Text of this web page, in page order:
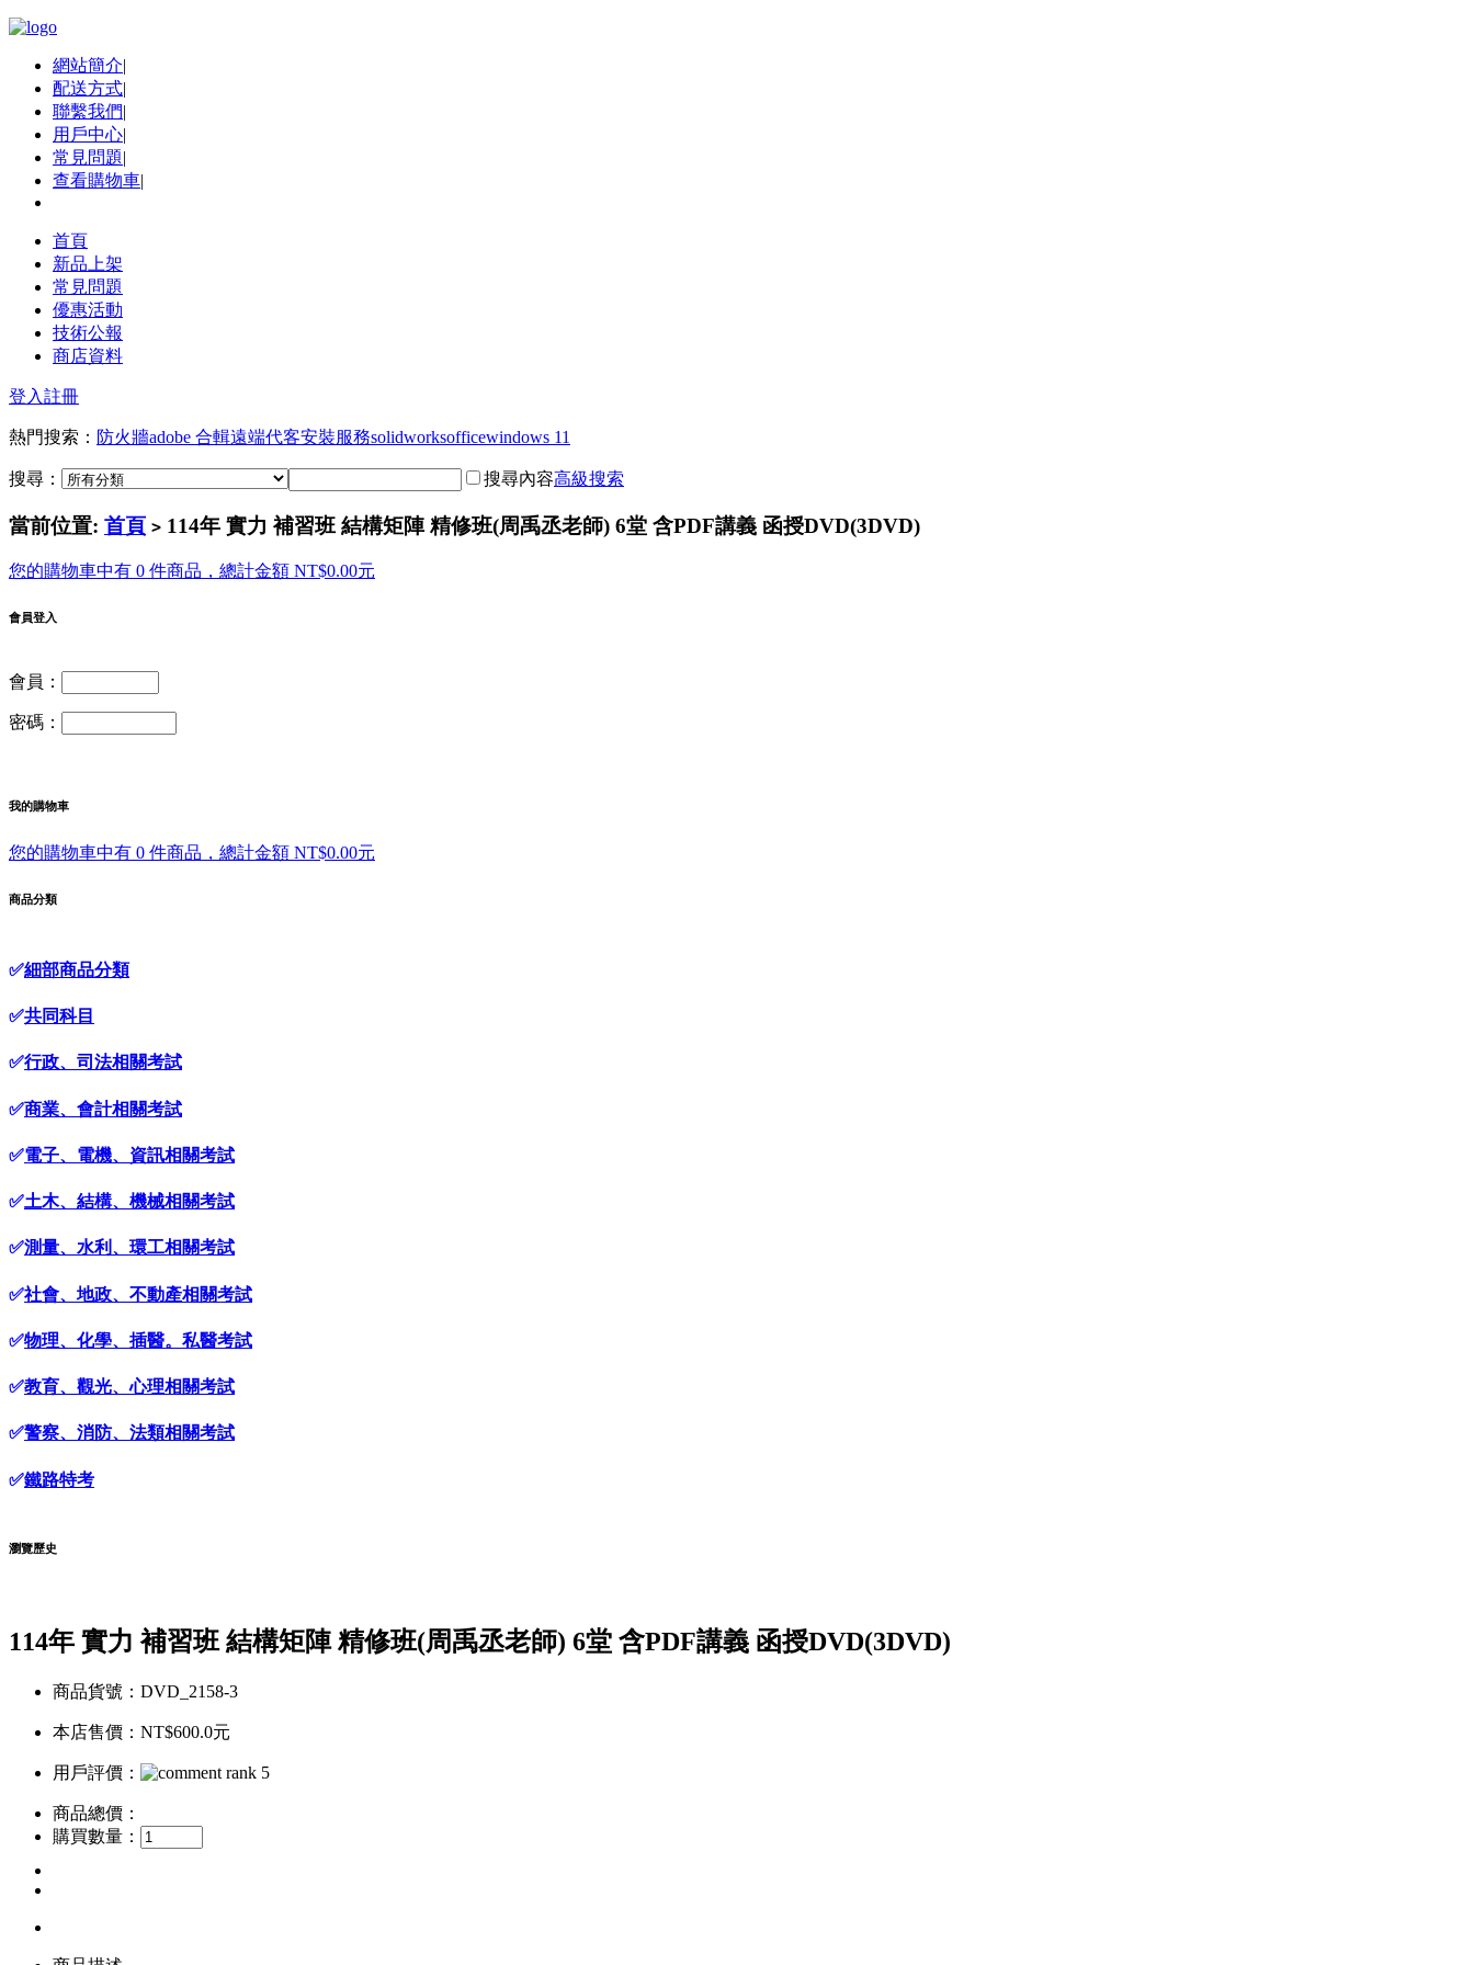
網站簡介|
配送方式|
聯繫我們|
用戶中心|
常見問題|
查看購物車|
首頁
新品上架
常見問題
優惠活動
技術公報
商店資料
登入註冊
熱門搜索： 防火牆adobe 合輯遠端代客安裝服務solidworksofficewindows 11
搜尋： 搜尋內容高級搜索
當前位置: 首頁 > 114年 實力 補習班 結構矩陣 精修班(周禹丞老師) 6堂 含PDF講義 函授DVD(3DVD)
您的購物車中有 0 件商品，總計金額 NT$0.00元
會員登入
會員：
密碼：
我的購物車
您的購物車中有 0 件商品，總計金額 NT$0.00元
商品分類
✅細部商品分類
✅共同科目
✅行政、司法相關考試
✅商業、會計相關考試
✅電子、電機、資訊相關考試
✅土木、結構、機械相關考試
✅測量、水利、環工相關考試
✅社會、地政、不動產相關考試
✅物理、化學、插醫。私醫考試
✅教育、觀光、心理相關考試
✅警察、消防、法類相關考試
✅鐵路特考
瀏覽歷史
114年 實力 補習班 結構矩陣 精修班(周禹丞老師) 6堂 含PDF講義 函授DVD(3DVD)
商品貨號：DVD_2158-3
本店售價： NT$600.0元
用戶評價：
商品總價：
購買數量：